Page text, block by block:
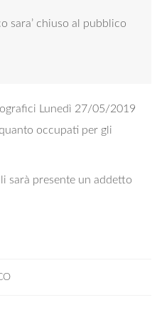
sara’ chiuso al pubblico
Lunedì 27/05/2019
occupati per gli
sarà presente un addetto